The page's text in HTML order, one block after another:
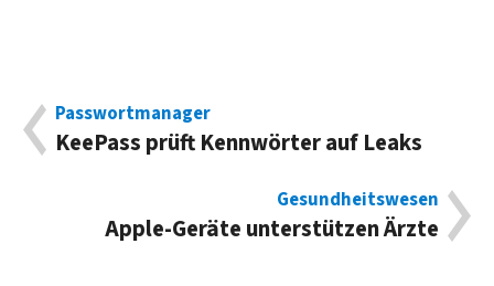
Passwortmanager
KeePass prüft Kennwörter auf Leaks
Gesundheitswesen
Apple-Geräte unterstützen Ärzte